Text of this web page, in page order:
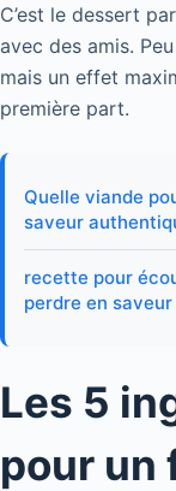
C’est le dessert
avec des amis.
mais un effet
première part.
Quelle viande
saveur
recette pour
perdre en saveur
Les 5
pour un